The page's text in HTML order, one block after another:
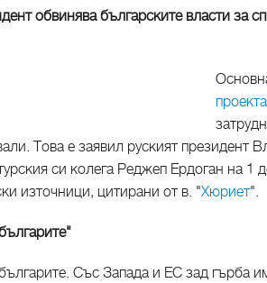
обвинява българските власти за
Това е заявил руският президент
си колега Реджеп Ердоган на 1
източници, цитирани от в. "Хюриет".
Със Запада и ЕС зад гърба